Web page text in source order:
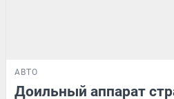
АВТО
Доильный аппарат